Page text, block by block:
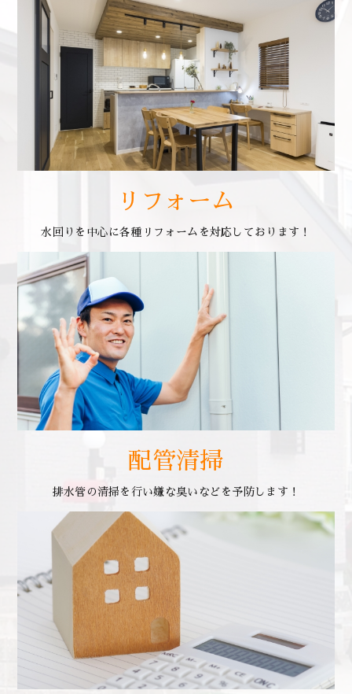
リフォーム
水回りを中心に各種リフォームを対応しております！
配管清掃
排水管の清掃を行い嫌な臭いなどを予防します！